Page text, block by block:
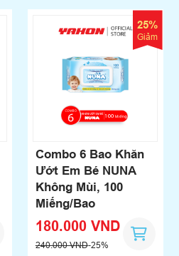
25%
Giảm
Combo 6 Bao Khăn
Ướt Em Bé NUNA
Không Mùi, 100
Miếng/Bao
180.000 VND
240.000 VND-25%